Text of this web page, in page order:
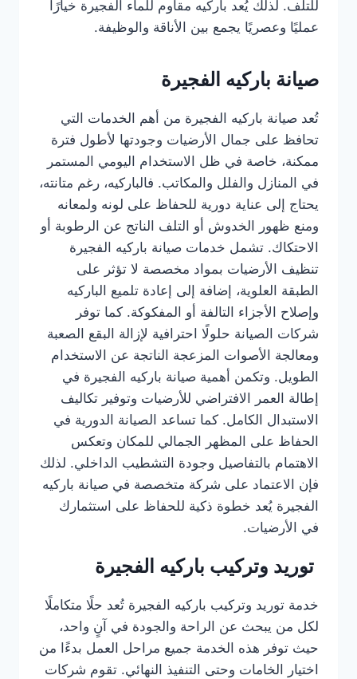
للتلف. لذلك يُعد باركيه مقاوم للماء الفجيرة خيارًا
عمليًا وعصريًا يجمع بين الأناقة والوظيفة.
صيانة باركيه الفجيرة
تُعد صيانة باركيه الفجيرة من أهم الخدمات التي
تحافظ على جمال الأرضيات وجودتها لأطول فترة
ممكنة، خاصة في ظل الاستخدام اليومي المستمر
في المنازل والفلل والمكاتب. فالباركيه، رغم متانته،
يحتاج إلى عناية دورية للحفاظ على لونه ولمعانه
ومنع ظهور الخدوش أو التلف الناتج عن الرطوبة أو
الاحتكاك. تشمل خدمات صيانة باركيه الفجيرة
تنظيف الأرضيات بمواد مخصصة لا تؤثر على
الطبقة العلوية، إضافة إلى إعادة تلميع الباركيه
وإصلاح الأجزاء التالفة أو المفكوكة. كما توفر
شركات الصيانة حلولًا احترافية لإزالة البقع الصعبة
ومعالجة الأصوات المزعجة الناتجة عن الاستخدام
الطويل. وتكمن أهمية صيانة باركيه الفجيرة في
إطالة العمر الافتراضي للأرضيات وتوفير تكاليف
الاستبدال الكامل. كما تساعد الصيانة الدورية في
الحفاظ على المظهر الجمالي للمكان وتعكس
الاهتمام بالتفاصيل وجودة التشطيب الداخلي. لذلك
فإن الاعتماد على شركة متخصصة في صيانة باركيه
الفجيرة يُعد خطوة ذكية للحفاظ على استثمارك
في الأرضيات.
توريد وتركيب باركيه الفجيرة
خدمة توريد وتركيب باركيه الفجيرة تُعد حلًا متكاملًا
لكل من يبحث عن الراحة والجودة في آنٍ واحد،
حيث توفر هذه الخدمة جميع مراحل العمل بدءًا من
اختيار الخامات وحتى التنفيذ النهائي. تقوم شركات